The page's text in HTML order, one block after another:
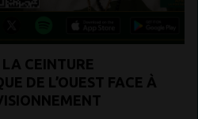
CEINTURE
DE L’OUEST FACE À